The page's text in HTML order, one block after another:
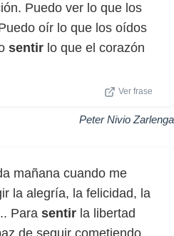
Puedo ver lo que los
oír lo que los oídos
sentir lo que el corazón
Ver frase
Peter Nivio Zarlenga
mañana cuando me
la alegría, la felicidad, la
Para sentir la libertad
de seguir cometiendo